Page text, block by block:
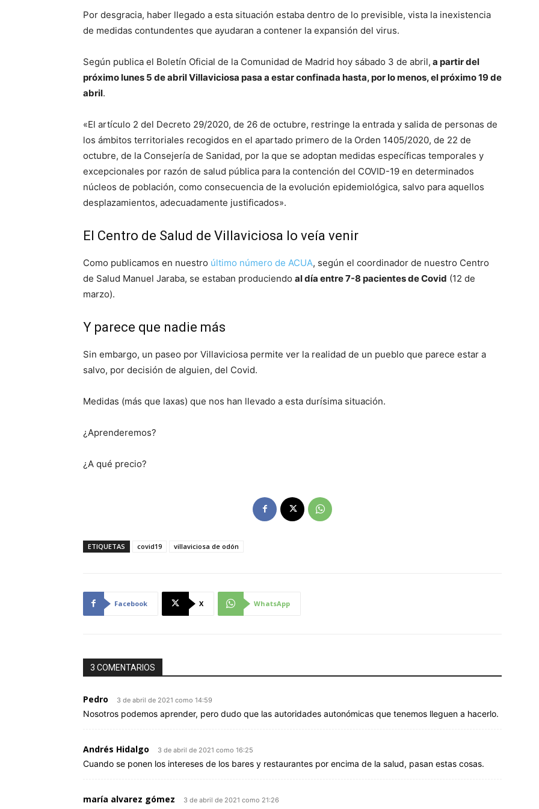
Por desgracia, haber llegado a esta situación estaba dentro de lo previsible, vista la inexistencia
de medidas contundentes que ayudaran a contener la expansión del virus.
Según publica el Boletín Oficial de la Comunidad de Madrid hoy sábado 3 de abril, a partir del
próximo lunes 5 de abril Villaviciosa pasa a estar confinada hasta, por lo menos, el próximo 19 de
abril.
«El artículo 2 del Decreto 29/2020, de 26 de octubre, restringe la entrada y salida de personas de
los ámbitos territoriales recogidos en el apartado primero de la Orden 1405/2020, de 22 de
octubre, de la Consejería de Sanidad, por la que se adoptan medidas específicas temporales y
excepcionales por razón de salud pública para la contención del COVID-19 en determinados
núcleos de población, como consecuencia de la evolución epidemiológica, salvo para aquellos
desplazamientos, adecuadamente justificados».
El Centro de Salud de Villaviciosa lo veía venir
Como publicamos en nuestro último número de ACUA, según el coordinador de nuestro Centro
de Salud Manuel Jaraba, se estaban produciendo al día entre 7-8 pacientes de Covid (12 de
marzo).
Y parece que nadie más
Sin embargo, un paseo por Villaviciosa permite ver la realidad de un pueblo que parece estar a
salvo, por decisión de alguien, del Covid.
Medidas (más que laxas) que nos han llevado a esta durísima situación.
¿Aprenderemos?
¿A qué precio?
ETIQUETAS covid19 villaviciosa de odón
Facebook X WhatsApp
3 COMENTARIOS
Pedro 3 de abril de 2021 como 14:59
Nosotros podemos aprender, pero dudo que las autoridades autonómicas que tenemos lleguen a hacerlo.
Andrés Hidalgo 3 de abril de 2021 como 16:25
Cuando se ponen los intereses de los bares y restaurantes por encima de la salud, pasan estas cosas.
maría alvarez gómez 3 de abril de 2021 como 21:26